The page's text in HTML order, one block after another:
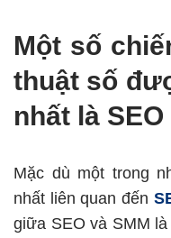
Một số
thuật số
nhất là SEO
Mặc dù một trong
nhất liên quan đến
giữa SEO và SMM